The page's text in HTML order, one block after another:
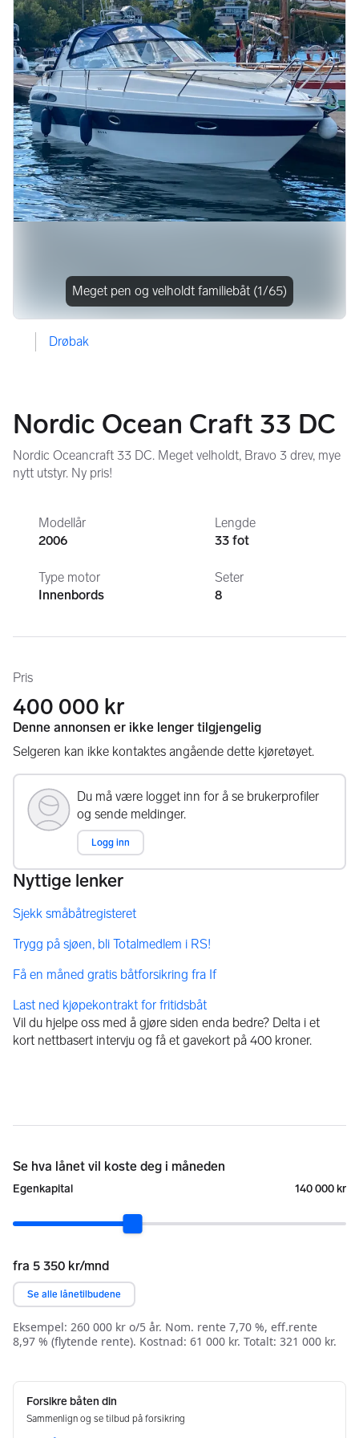
Bildegalleri
Meget pen og velholdt familiebåt (1/65)
Drøbak
Nordic Ocean Craft 33 DC
Nordic Oceancraft 33 DC. Meget velholdt, Bravo 3 drev, mye
nytt utstyr. Ny pris!
Modellår
2006
Lengde
33 fot
Type motor
Innenbords
Seter
8
Pris
400 000 kr
Vil du hjelpe oss med å gjøre siden enda bedre? Delta i et
kort nettbasert intervju og få et gavekort på 400 kroner.